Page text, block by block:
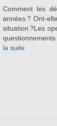
Comment les
années ? Ont-
situation ?Les
la suite­­